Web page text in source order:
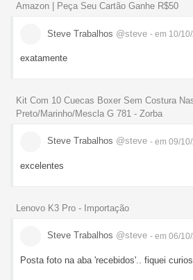
Amazon | Peça Seu Cartão Ganhe R$50
Steve Trabalhos @steve - em 10/
exatamente
Kit Com 10 Cuecas Boxer Sem Costura
Preto/Marinho/Mescla G 781 - Zorba
Steve Trabalhos @steve - em 09/
excelentes
Lenovo K3 Pro - Importação
Steve Trabalhos @steve - em 06/
Posta foto na aba 'recebidos'.. fiquei